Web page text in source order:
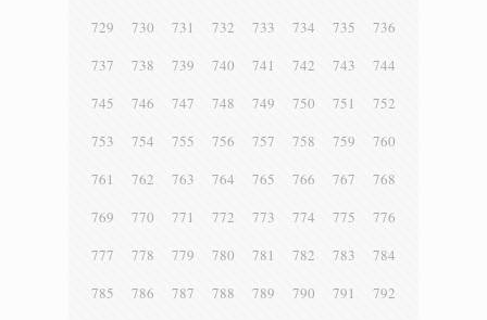
729
730 731 732 733 734 735
736
737
738 739 740 741 742 743
744
745
746 747 748 749 750 751
752
753
754 755 756 757 758 759
760
761
762 763 764 765 766 767
768
769
770 771 772 773 774 775
776
777
778 779 780 781 782 783
784
785
786 787 788 789 790 791
792